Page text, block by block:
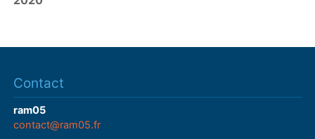
Contact
ram05
contact@ram05.fr